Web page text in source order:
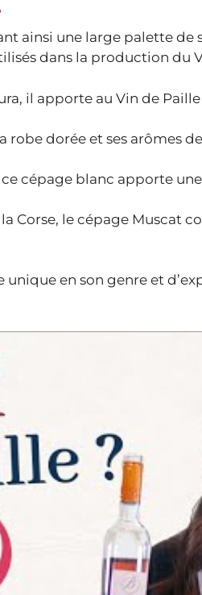
ainsi une large palette de
dans la production du
il apporte au Vin de Paille
robe dorée et ses arômes
cépage blanc apporte
Corse, le cépage Muscat
en son genre et